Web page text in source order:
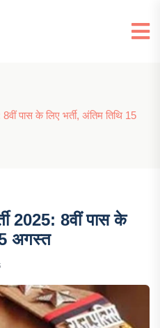
पास के लिए भर्ती, अंतिम तिथि 15
2025: 8वीं पास के
अगस्त